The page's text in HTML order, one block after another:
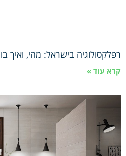
רפלקסולוגיה בישראל: מהי, ואיך
קרא עוד »